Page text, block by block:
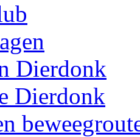
Dierdonk
Dierdonk